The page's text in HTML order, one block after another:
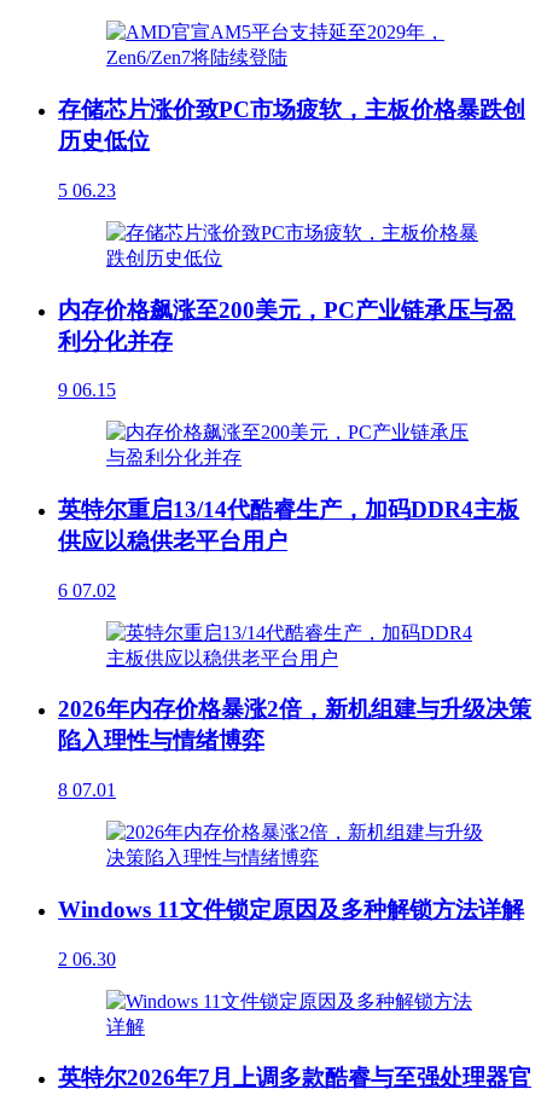
存储芯片涨价致PC市场疲软，主板价格暴跌创
历史低位
5 06.23
内存价格飙涨至200美元，PC产业链承压与盈
利分化并存
9 06.15
英特尔重启13/14代酷睿生产，加码DDR4主板
供应以稳供老平台用户
6 07.02
2026年内存价格暴涨2倍，新机组建与升级决策
陷入理性与情绪博弈
8 07.01
Windows 11文件锁定原因及多种解锁方法详解
2 06.30
英特尔2026年7月上调多款酷睿与至强处理器官